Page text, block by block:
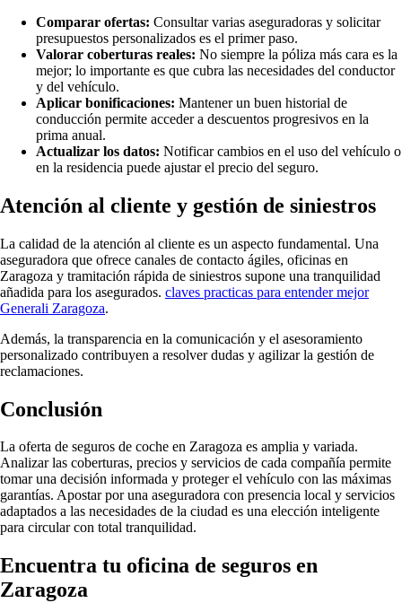
Comparar ofertas: Consultar varias aseguradoras y solicitar
presupuestos personalizados es el primer paso.
Valorar coberturas reales: No siempre la póliza más cara es la
mejor; lo importante es que cubra las necesidades del conductor
y del vehículo.
Aplicar bonificaciones: Mantener un buen historial de
conducción permite acceder a descuentos progresivos en la
prima anual.
Actualizar los datos: Notificar cambios en el uso del vehículo o
en la residencia puede ajustar el precio del seguro.
Atención al cliente y gestión de siniestros
La calidad de la atención al cliente es un aspecto fundamental. Una
aseguradora que ofrece canales de contacto ágiles, oficinas en
Zaragoza y tramitación rápida de siniestros supone una tranquilidad
añadida para los asegurados. claves practicas para entender mejor
Generali Zaragoza.
Además, la transparencia en la comunicación y el asesoramiento
personalizado contribuyen a resolver dudas y agilizar la gestión de
reclamaciones.
Conclusión
La oferta de seguros de coche en Zaragoza es amplia y variada.
Analizar las coberturas, precios y servicios de cada compañía permite
tomar una decisión informada y proteger el vehículo con las máximas
garantías. Apostar por una aseguradora con presencia local y servicios
adaptados a las necesidades de la ciudad es una elección inteligente
para circular con total tranquilidad.
Encuentra tu oficina de seguros en
Zaragoza